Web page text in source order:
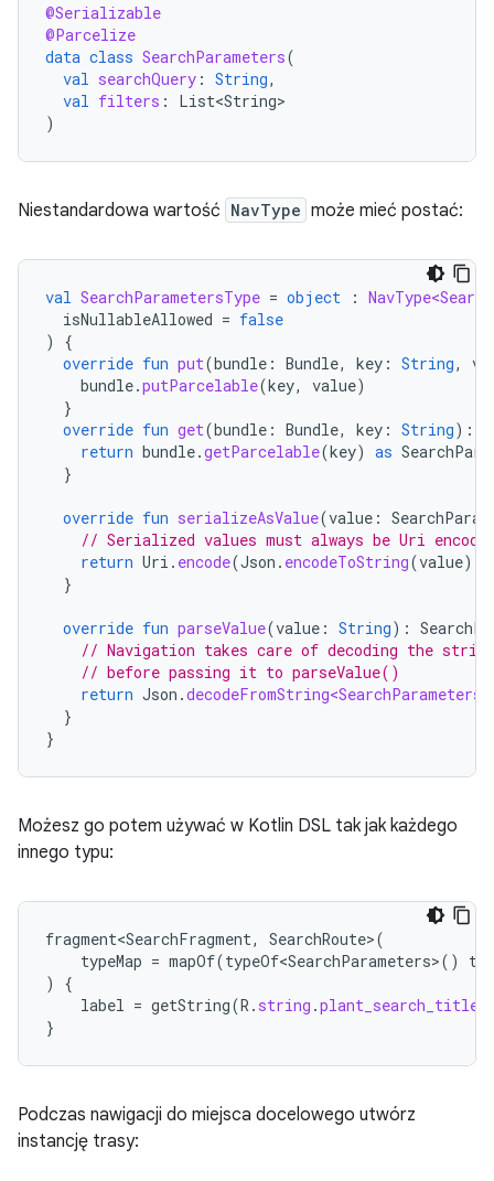
@Serializable
@Parcelize
data class SearchParameters(
val searchQuery : String,
val filters :
List<String>
)
Niestandardowa wartość NavType może mieć postać:
val SearchParametersType = object :
isNullableAllowed = false
)
{
override fun put(bundle : Bundle, key : String,
bundle.putParcelable(key, value)
}
override fun get(bundle : Bundle, key : String):
return bundle.getParcelable(key) as
}
override fun serializeAsValue(value :
// Serialized values must always be Uri
return Uri . encode(Json . encodeToString(value))
}
override fun parseValue(value : String):
// Navigation takes care of decoding the string
// before passing it to parseValue()
return Json .decodeFromString<SearchParameters>
}
}
Możesz go potem używać w Kotlin DSL tak jak każdego
innego typu:
fragment<SearchFragment, SearchRoute>(
typeMap = mapOf(typeOf<SearchParameters>()
to
)
{
label = getString(R . string .plant_search_title
}
Podczas nawigacji do miejsca docelowego utwórz
instancję trasy: